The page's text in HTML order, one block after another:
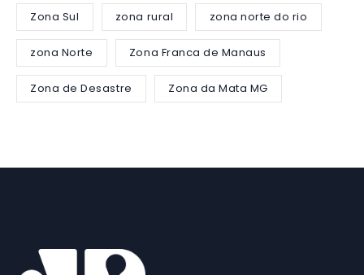
Zona Sul zona rural zona norte do rio
zona Norte Zona Franca de Manaus
Zona de Desastre Zona da Mata MG